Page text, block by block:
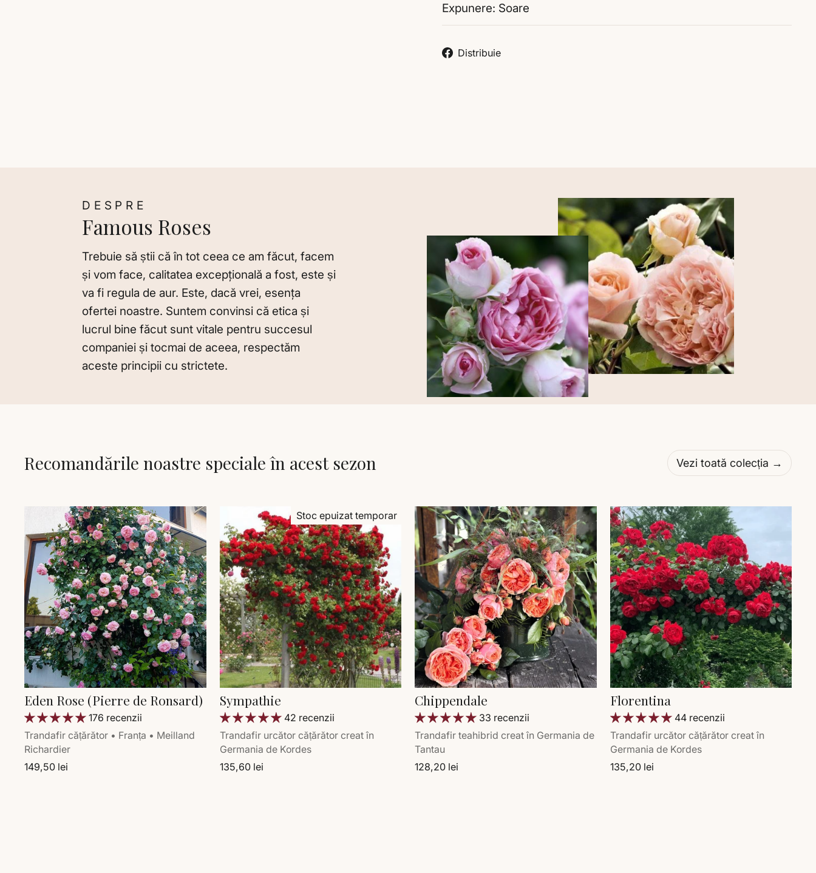
Expunere: Soare
Distribuie
DESPRE
Famous Roses
Trebuie să știi că în tot ceea ce am făcut, facem
și vom face, calitatea excepţională a fost, este și
va fi regula de aur. Este, dacă vrei, esenţa
ofertei noastre. Suntem convinsi că etica și
lucrul bine făcut sunt vitale pentru succesul
companiei și tocmai de aceea, respectăm
aceste principii cu strictete.
Recomandările noastre speciale în acest sezon Vezi toată colecția →
Eden Rose (Pierre de Ronsard)
176 recenzii
Trandafir cățărător • Franța • Meilland
Richardier
149,50 lei
Stoc epuizat temporar
Sympathie
42 recenzii
Trandafir urcător cățărător creat în
Germania de Kordes
135,60 lei
Chippendale
33 recenzii
Trandafir teahibrid creat în Germania de
Tantau
128,20 lei
Florentina
44 recenzii
Trandafir urcător cățărător creat în
Germania de Kordes
135,20 lei